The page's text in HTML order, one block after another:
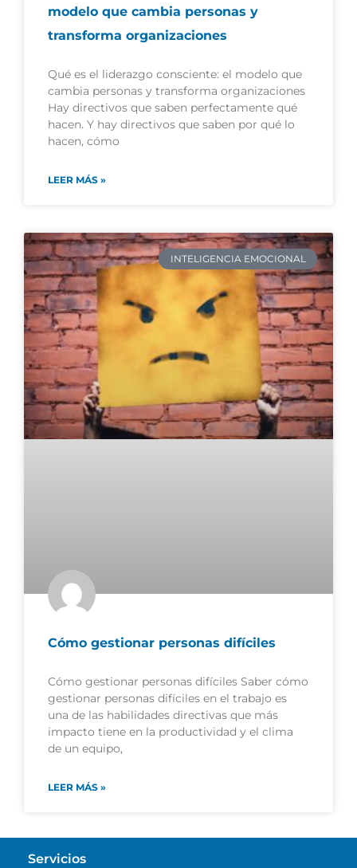
modelo que cambia personas y
transforma organizaciones
Qué es el liderazgo consciente: el modelo que
cambia personas y transforma organizaciones
Hay directivos que saben perfectamente qué
hacen. Y hay directivos que saben por qué lo
hacen, cómo
LEER MÁS »
INTELIGENCIA EMOCIONAL
Cómo gestionar personas difíciles
Cómo gestionar personas difíciles Saber cómo
gestionar personas difíciles en el trabajo es
una de las habilidades directivas que más
impacto tiene en la productividad y el clima
de un equipo,
LEER MÁS »
Servicios